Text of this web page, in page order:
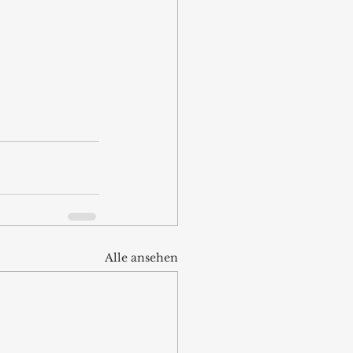
Alle ansehen